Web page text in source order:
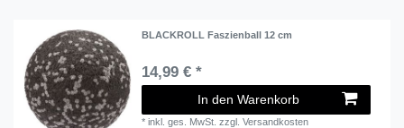
BLACKROLL Faszienball 12 cm
14,99 € *
In den Warenkorb
*inkl. ges. MwSt. zzgl.Versandkosten